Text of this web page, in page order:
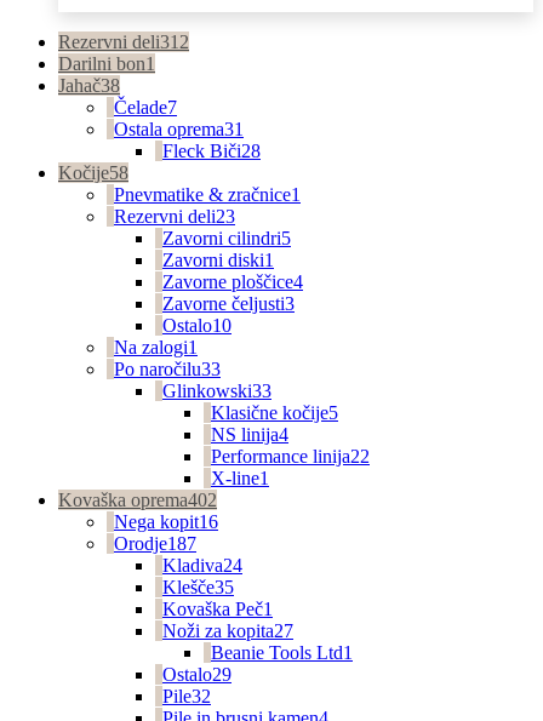
Rezervni deli312
Darilni bon1
Jahač38
Čelade7
Ostala oprema31
Fleck Biči28
Kočije58
Pnevmatike & zračnice1
Rezervni deli23
Zavorni cilindri5
Zavorni diski1
Zavorne ploščice4
Zavorne čeljusti3
Ostalo10
Na zalogi1
Po naročilu33
Glinkowski33
Klasične kočije5
NS linija4
Performance linija22
X-line1
Kovaška oprema402
Nega kopit16
Orodje187
Kladiva24
Klešče35
Kovaška Peč1
Noži za kopita27
Beanie Tools Ltd1
Ostalo29
Pile32